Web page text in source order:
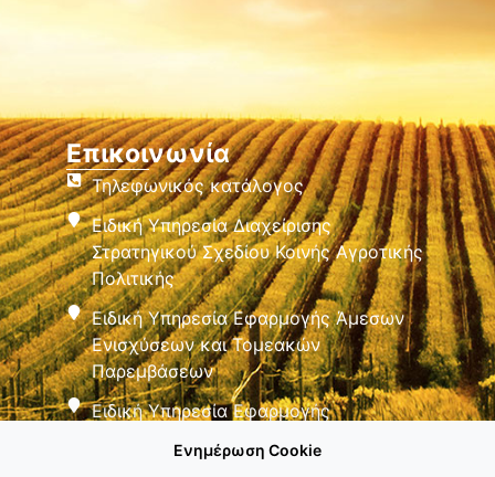
Επικοινωνία
Τηλεφωνικός κατάλογος
Ειδική Υπηρεσία Διαχείρισης
Στρατηγικού Σχεδίου Κοινής Αγροτικής
Πολιτικής
Ειδική Υπηρεσία Εφαρμογής Άμεσων
Ενισχύσεων και Τομεακών
Παρεμβάσεων
Ειδική Υπηρεσία Εφαρμογής
Ενημέρωση Cookie